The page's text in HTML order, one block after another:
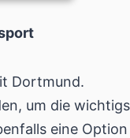
Dortmund.
um die
eine